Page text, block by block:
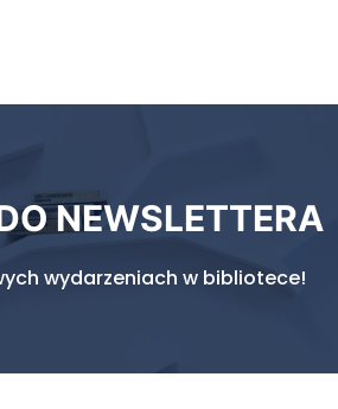
NEWSLETTERA
wydarzeniach w bibliotece!